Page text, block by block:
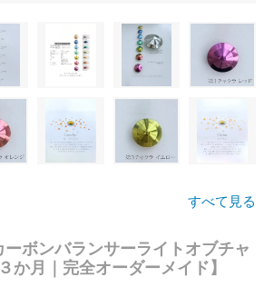
すべて見る
ーボンバランサーライトオブチャ
か月｜完全オーダーメイド】